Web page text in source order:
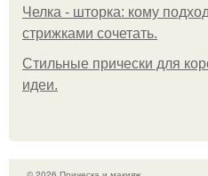
Челка - шторка: кому
стрижками сочетать.
Стильные прически для
идеи.